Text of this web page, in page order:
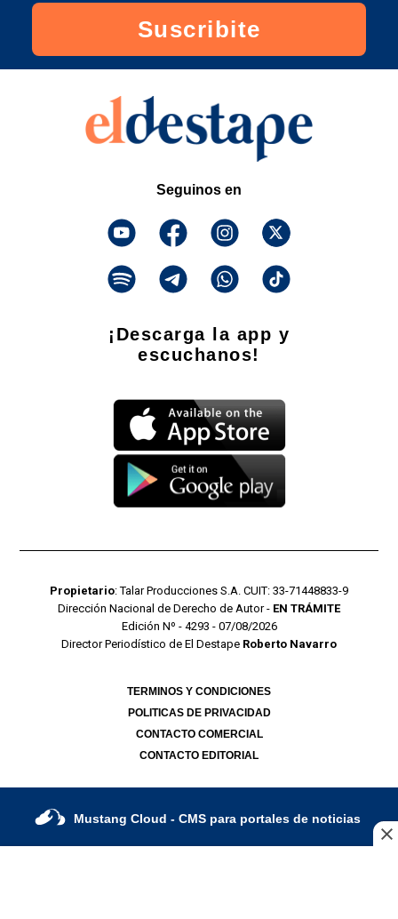
Suscribite
Seguinos en
¡Descarga la app y
escuchanos!
Propietario: Talar Producciones S.A. CUIT: 33-71448833-9
Dirección Nacional de Derecho de Autor - EN TRÁMITE
Edición Nº - 4293 - 07/08/2026
Director Periodístico de El Destape Roberto Navarro
TERMINOS Y CONDICIONES
POLITICAS DE PRIVACIDAD
CONTACTO COMERCIAL
CONTACTO EDITORIAL
Mustang Cloud - CMS para portales de noticias